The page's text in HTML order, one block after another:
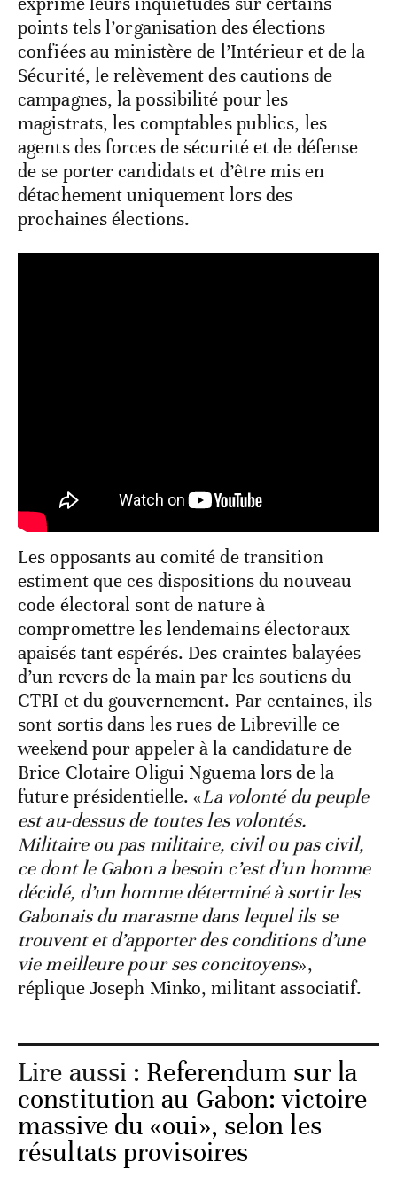
points tels l’organisation des élections
confiées au ministère de l’Intérieur et de la
Sécurité, le relèvement des cautions de
campagnes, la possibilité pour les
magistrats, les comptables publics, les
agents des forces de sécurité et de défense
de se porter candidats et d’être mis en
détachement uniquement lors des
prochaines élections.
Les opposants au comité de transition
estiment que ces dispositions du nouveau
code électoral sont de nature à
compromettre les lendemains électoraux
apaisés tant espérés. Des craintes balayées
d’un revers de la main par les soutiens du
CTRI et du gouvernement. Par centaines, ils
sont sortis dans les rues de Libreville ce
weekend pour appeler à la candidature de
Brice Clotaire Oligui Nguema lors de la
future présidentielle. «La volonté du peuple
est au-dessus de toutes les volontés.
Militaire ou pas militaire, civil ou pas civil,
ce dont le Gabon a besoin c’est d’un homme
décidé, d’un homme déterminé à sortir les
Gabonais du marasme dans lequel ils se
trouvent et d’apporter des conditions d’une
vie meilleure pour ses concitoyens»,
réplique Joseph Minko, militant associatif.
Lire aussi : Referendum sur la
constitution au Gabon: victoire
massive du «oui», selon les
résultats provisoires